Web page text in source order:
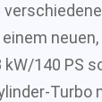
neuen,
140 PS
Turbo